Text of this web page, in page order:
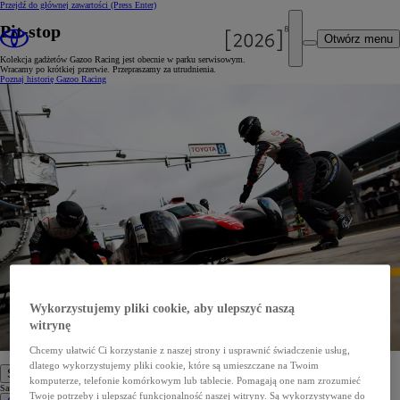
Przejdź do głównej zawartości (Press Enter)
Otwórz menu
Pit-stop
Kolekcja gadżetów Gazoo Racing jest obecnie w parku serwisowym.
Wracamy po krótkiej przerwie. Przepraszamy za utrudnienia.
Poznaj historię Gazoo Racing
Samochody
Samochody
Wykorzystujemy pliki cookie, aby ulepszyć naszą
witrynę
Chcemy ułatwić Ci korzystanie z naszej strony i usprawnić świadczenie usług,
dlatego wykorzystujemy pliki cookie, które są umieszczane na Twoim
komputerze, telefonie komórkowym lub tablecie. Pomagają one nam zrozumieć
Twoje potrzeby i ulepszać funkcjonalność naszej witryny. Są wykorzystywane do